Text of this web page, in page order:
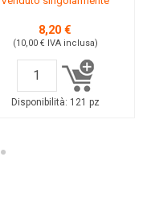
8,20 €
(10,00 € IVA inclusa)
Disponibilità: 121 pz